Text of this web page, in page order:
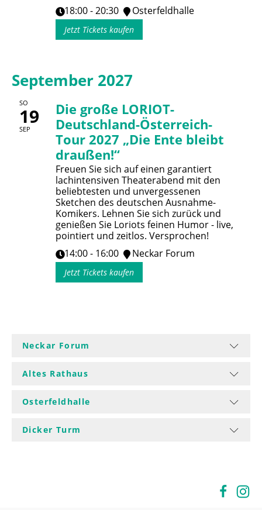
18:00 - 20:30
Osterfeldhalle
Jetzt Tickets kaufen
September 2027
SO
19
SEP
Die große LORIOT-
Deutschland-Österreich-
Tour 2027 „Die Ente bleibt
draußen!“
Freuen Sie sich auf einen garantiert
lachintensiven Theaterabend mit den
beliebtesten und unvergessenen
Sketchen des deutschen Ausnahme-
Komikers. Lehnen Sie sich zurück und
genießen Sie Loriots feinen Humor - live,
pointiert und zeitlos. Versprochen!
14:00 - 16:00
Neckar Forum
Jetzt Tickets kaufen
Neckar Forum
Altes Rathaus
Osterfeldhalle
Dicker Turm